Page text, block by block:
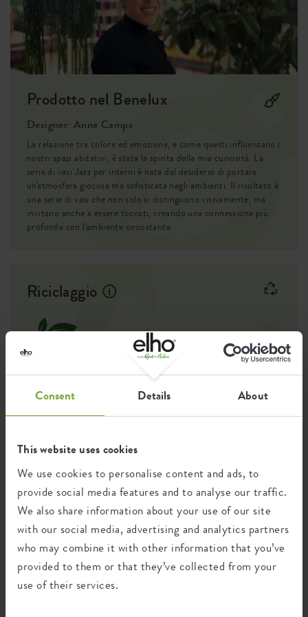
Consent Details About
This website uses cookies
We use cookies to personalise content and ads, to
provide social media features and to analyse our traffic.
We also share information about your use of our site
with our social media, advertising and analytics partners
who may combine it with other information that you’ve
provided to them or that they’ve collected from your
use of their services.
l'hai acquistata, e senza dover aggiungere ulteriore
terriccio. La tua pianta si sentirà subito a casa, pronta a
sbocciare e a crescere in tutta la sua bellezza.
Prodotto nel Benelux
Designer: Anne Camps
La relazione tra colore ed emozione, e come questi influenzano i
nostri spazi abitativi, è stata la spinta della mia curiosità. La
serie di vasi Jazz per interni è nata dal desiderio di portare
un'atmosfera giocosa ma sofisticata negli ambienti. Il risultato è
una serie di vasi che non solo si distinguono visivamente, ma
invitano anche a essere toccati, creando una connessione più
profonda con l'ambiente circostante.
Riciclaggio
Questo prodotto è composto da 100% di
rifiuti post-consumo e 0% di rifiuti post-
industriali.
Certificazioni
99anni
Protetto dai raggi UV
Resistente al gelo